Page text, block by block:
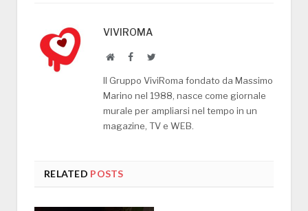
VIVIROMA
WebsiteFacebookTwitter
Il Gruppo ViviRoma fondato da Massimo
Marino nel 1988, nasce come giornale
murale per ampliarsi nel tempo in un
magazine, TV e WEB.
RELATED POSTS